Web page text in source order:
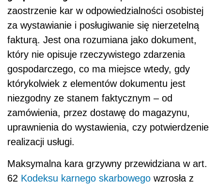
zaostrzenie kar w odpowiedzialności osobistej
za wystawianie i posługiwanie się nierzetelną
fakturą. Jest ona rozumiana jako dokument,
który nie opisuje rzeczywistego zdarzenia
gospodarczego, co ma miejsce wtedy, gdy
którykolwiek z elementów dokumentu jest
niezgodny ze stanem faktycznym – od
zamówienia, przez dostawę do magazynu,
uprawnienia do wystawienia, czy potwierdzenie
realizacji usługi.
Maksymalna kara grzywny przewidziana w art.
62 Kodeksu karnego skarbowego wzrosła z